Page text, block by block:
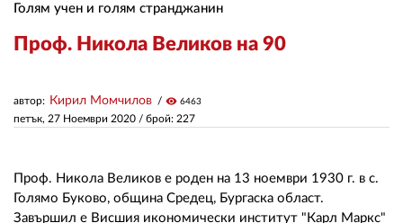
Голям учен и голям странджанин
Проф. Никола Великов на 90
петък, 27 Ноември 2020 / брой: 227
автор: Кирил Момчилов visibility 6463
Проф. Никола Великов е роден на 13 ноември 1930 г. в с.
Голямо Буково, община Средец, Бургаска област.
Завършил е Висшия икономически институт "Карл Маркс"
АВТОРИ
КОНТАКТИ